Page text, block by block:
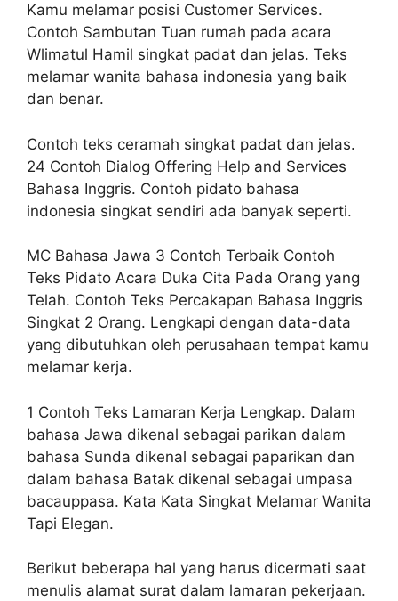
Kamu melamar posisi Customer Services.
Contoh Sambutan Tuan rumah pada acara
Wlimatul Hamil singkat padat dan jelas. Teks
melamar wanita bahasa indonesia yang baik
dan benar.
Contoh teks ceramah singkat padat dan jelas.
24 Contoh Dialog Offering Help and Services
Bahasa Inggris. Contoh pidato bahasa
indonesia singkat sendiri ada banyak seperti.
MC Bahasa Jawa 3 Contoh Terbaik Contoh
Teks Pidato Acara Duka Cita Pada Orang yang
Telah. Contoh Teks Percakapan Bahasa Inggris
Singkat 2 Orang. Lengkapi dengan data-data
yang dibutuhkan oleh perusahaan tempat kamu
melamar kerja.
1 Contoh Teks Lamaran Kerja Lengkap. Dalam
bahasa Jawa dikenal sebagai parikan dalam
bahasa Sunda dikenal sebagai paparikan dan
dalam bahasa Batak dikenal sebagai umpasa
bacauppasa. Kata Kata Singkat Melamar Wanita
Tapi Elegan.
Berikut beberapa hal yang harus dicermati saat
menulis alamat surat dalam lamaran pekerjaan.